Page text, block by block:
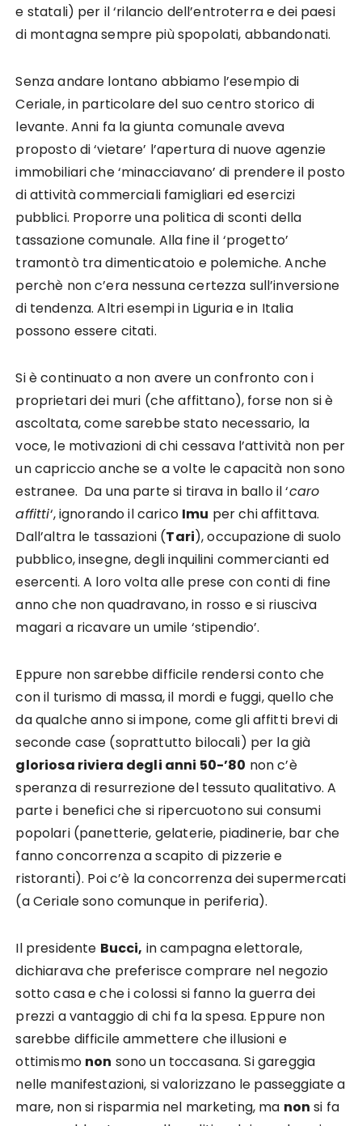
e statali) per il ‘rilancio dell’entroterra e dei paesi
di montagna sempre più spopolati, abbandonati.
Senza andare lontano abbiamo l’esempio di
Ceriale, in particolare del suo centro storico di
levante. Anni fa la giunta comunale aveva
proposto di ‘vietare’ l’apertura di nuove agenzie
immobiliari che ‘minacciavano’ di prendere il posto
di attività commerciali famigliari ed esercizi
pubblici. Proporre una politica di sconti della
tassazione comunale. Alla fine il ‘progetto’
tramontò tra dimenticatoio e polemiche. Anche
perchè non c’era nessuna certezza sull’inversione
di tendenza. Altri esempi in Liguria e in Italia
possono essere citati.
Si è continuato a non avere un confronto con i
proprietari dei muri (che affittano), forse non si è
ascoltata, come sarebbe stato necessario, la
voce, le motivazioni di chi cessava l’attività non per
un capriccio anche se a volte le capacità non sono
estranee. Da una parte si tirava in ballo il ‘caro
affitti‘, ignorando il carico Imu per chi affittava.
Dall’altra le tassazioni (Tari), occupazione di suolo
pubblico, insegne, degli inquilini commercianti ed
esercenti. A loro volta alle prese con conti di fine
anno che non quadravano, in rosso e si riusciva
magari a ricavare un umile ‘stipendio’.
Eppure non sarebbe difficile rendersi conto che
con il turismo di massa, il mordi e fuggi, quello che
da qualche anno si impone, come gli affitti brevi di
seconde case (soprattutto bilocali) per la già
gloriosa riviera degli anni 50-’80 non c’è
speranza di resurrezione del tessuto qualitativo. A
parte i benefici che si ripercuotono sui consumi
popolari (panetterie, gelaterie, piadinerie, bar che
fanno concorrenza a scapito di pizzerie e
ristoranti). Poi c’è la concorrenza dei supermercati
(a Ceriale sono comunque in periferia).
Il presidente Bucci, in campagna elettorale,
dichiarava che preferisce comprare nel negozio
sotto casa e che i colossi si fanno la guerra dei
prezzi a vantaggio di chi fa la spesa. Eppure non
sarebbe difficile ammettere che illusioni e
ottimismo non sono un toccasana. Si gareggia
nelle manifestazioni, si valorizzano le passeggiate a
mare, non si risparmia nel marketing, ma non si fa